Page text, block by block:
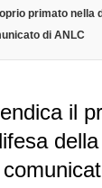
primato nella
di ANLC
il